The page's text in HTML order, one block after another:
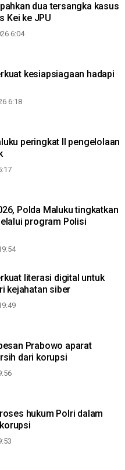
dua tersangka kasus
Kei ke JPU
6:04
kesiapsiagaan hadapi
6:18
peringkat II pengelolaan
Polda Maluku tingkatkan
program Polisi
literasi digital untuk
kejahatan siber
Prabowo aparat
dari korupsi
hukum Polri dalam